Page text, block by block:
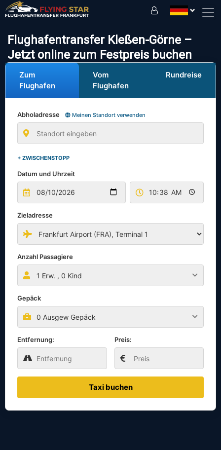
Flughafentransfer Kleßen-Görne –
Jetzt online zum Festpreis buchen
Zum
Flughafen
Vom
Flughafen
Rundreise
Abholadresse Meinen Standort verwenden
+ ZWISCHENSTOPP
Datum und Uhrzeit
Zieladresse
Anzahl Passagiere
1 Erw. , 0 Kind
Gepäck
0 Ausgew Gepäck
Entfernung: Preis:
Taxi buchen